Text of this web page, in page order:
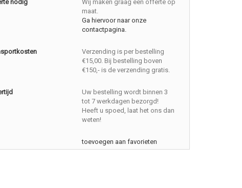
nodig
Wij maken graag een offerte op
maat.
Ga hiervoor naar onze
contactpagina.
Verzending is per bestelling
€15,00. Bij bestelling boven
€150,- is de verzending gratis.
Uw bestelling wordt binnen 3
tot 7 werkdagen bezorgd!
Heeft u spoed, laat het ons dan
weten!
toevoegen aan favorieten